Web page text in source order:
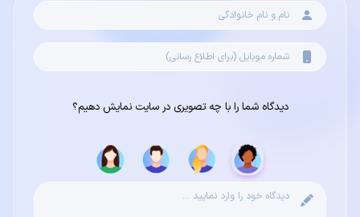
دیدگاه شما را با چه تصویری در سایت نمایش دهیم؟